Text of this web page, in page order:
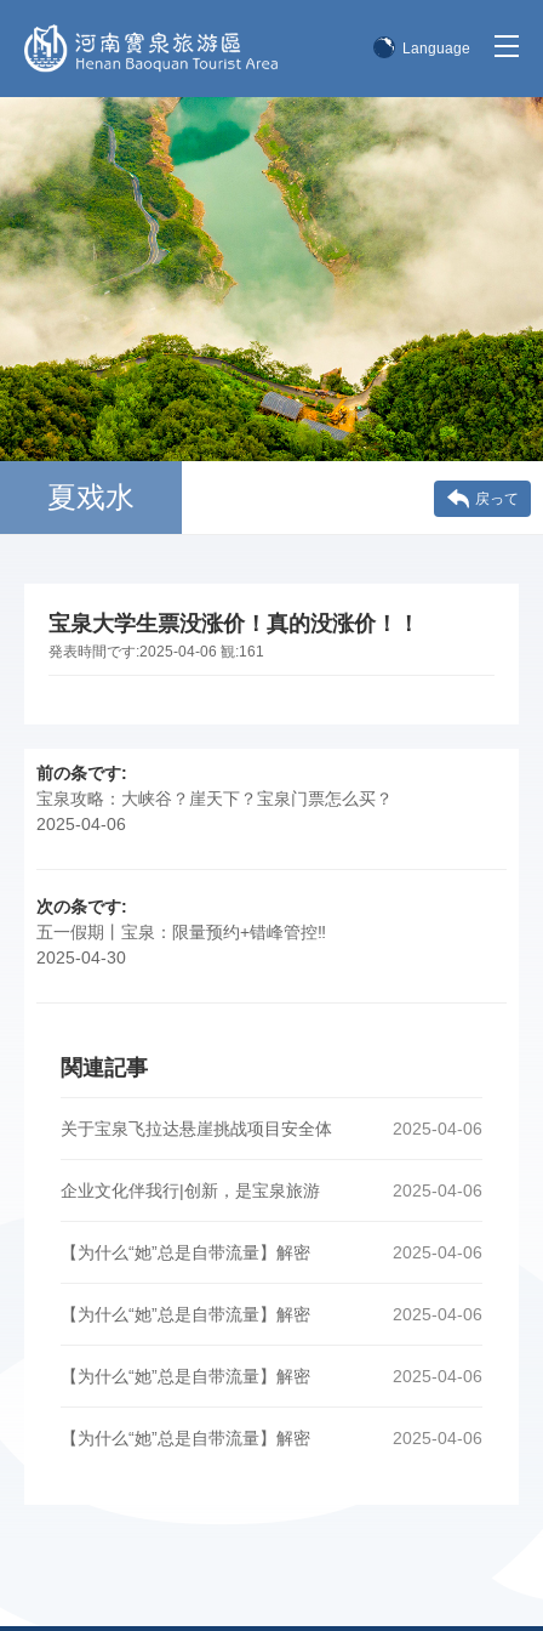
Language
English
한국어
日本語
夏戏水 戻って
宝泉大学生票没涨价！真的没涨价！！
発表時間です:2025-04-06 観:161
前の条です:
宝泉攻略：大峡谷？崖天下？宝泉门票怎么买？
2025-04-06
次の条です:
五一假期丨宝泉：限量预约+错峰管控‼️
2025-04-30
関連記事
2025-04-06
关于宝泉飞拉达悬崖挑战项目安全体
2025-04-06
企业文化伴我行|创新，是宝泉旅游
2025-04-06
【为什么“她”总是自带流量】解密
2025-04-06
【为什么“她”总是自带流量】解密
2025-04-06
【为什么“她”总是自带流量】解密
2025-04-06
【为什么“她”总是自带流量】解密